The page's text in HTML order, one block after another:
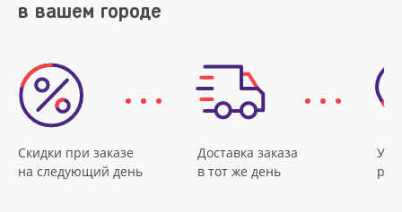
в вашем городе
Скидки при заказе
на следующий день
Доставка заказа
в тот же день